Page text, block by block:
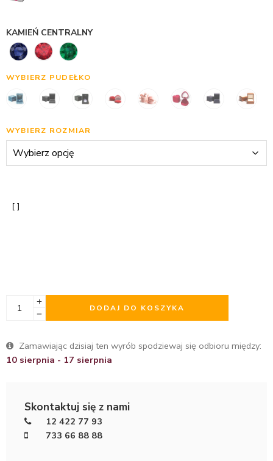
KAMIEŃ CENTRALNY
WYBIERZ PUDEŁKO
WYBIERZ ROZMIAR
DODAJ DO KOSZYKA
Zamawiając dzisiaj ten wyrób spodziewaj się odbioru między:
10 sierpnia - 17 sierpnia
Skontaktuj się z nami
12 422 77 93
733 66 88 88